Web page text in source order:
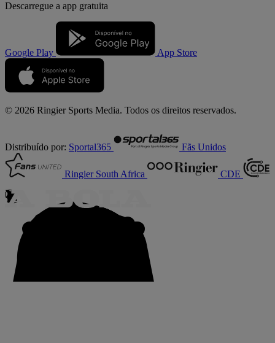
Descarregue a app gratuita
Google Play App Store
© 2026 Ringier Sports Media. Todos os direitos reservados.
Distribuído por: Sportal365 Fãs Unidos
Ringier South Africa CDE